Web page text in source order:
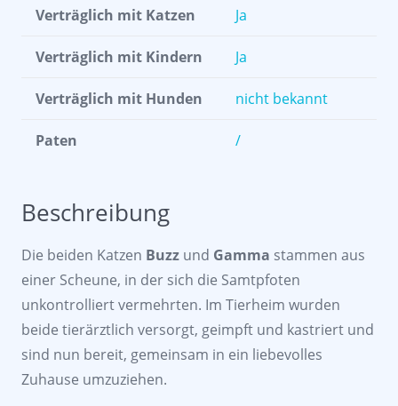
Verträglich mit Katzen Ja
Verträglich mit Kindern Ja
Verträglich mit Hunden nicht bekannt
Paten /
Beschreibung
Die beiden Katzen Buzz und Gamma stammen aus
einer Scheune, in der sich die Samtpfoten
unkontrolliert vermehrten. Im Tierheim wurden
beide tierärztlich versorgt, geimpft und kastriert und
sind nun bereit, gemeinsam in ein liebevolles
Zuhause umzuziehen.